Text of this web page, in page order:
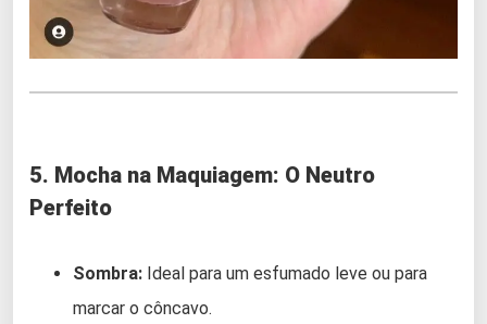
5. Mocha na Maquiagem: O Neutro
Perfeito
Sombra: Ideal para um esfumado leve ou para
marcar o côncavo.